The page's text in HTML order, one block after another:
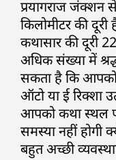
प्रयागराज जंक्शन
किलोमीटर की दूरी
कथासार की दूरी
अधिक संख्या में
सकता है कि
ऑटो या ई रिक्शा
आपको कथा स्थल
समस्या नहीं होगी
बहुत अच्छी